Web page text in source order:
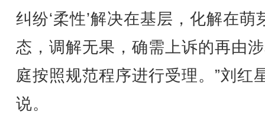
纠纷‘柔性’解决在基层，化解在萌
态，调解无果，确需上诉的再由
庭按照规范程序进行受理。”刘红
说。